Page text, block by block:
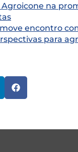
na
encontro
para